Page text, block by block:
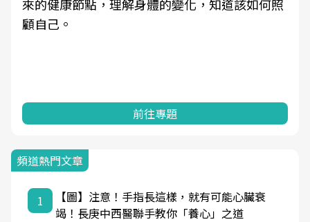
來的健康節點，理解身體的變化，知道該如何照
顧自己。
前往專題
頻道熱門文章
1
【圖】注意！手指長這樣，就有可能心臟衰
竭！長庚中西醫聯手教你「養心」之道